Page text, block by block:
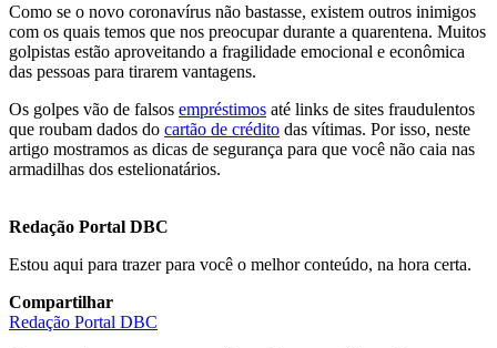
Como se o novo coronavírus não bastasse, existem outros inimigos
com os quais temos que nos preocupar durante a quarentena. Muitos
golpistas estão aproveitando a fragilidade emocional e econômica
das pessoas para tirarem vantagens.
Os golpes vão de falsos empréstimos até links de sites fraudulentos
que roubam dados do cartão de crédito das vítimas. Por isso, neste
artigo mostramos as dicas de segurança para que você não caia nas
armadilhas dos estelionatários.
Redação Portal DBC
Estou aqui para trazer para você o melhor conteúdo, na hora certa.
Compartilhar
Redação Portal DBC